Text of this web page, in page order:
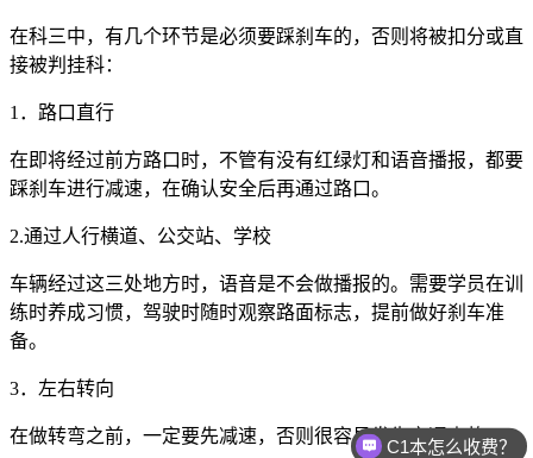
在科三中，有几个环节是必须要踩刹车的，否则将被扣分或直
接被判挂科：
1 ．路口直行
在即将经过前方路口时，不管有没有红绿灯和语音播报，都要
踩刹车进行减速，在确认安全后再通过路口。
2.通过人行横道、公交站、学校
车辆经过这三处地方时，语音是不会做播报的。需要学员在训
练时养成习惯，驾驶时随时观察路面标志，提前做好刹车准
备。
3．左右转向
在做转弯之前，一定要先减速，否则很容易发生交通事故。、
C1本怎么收费？